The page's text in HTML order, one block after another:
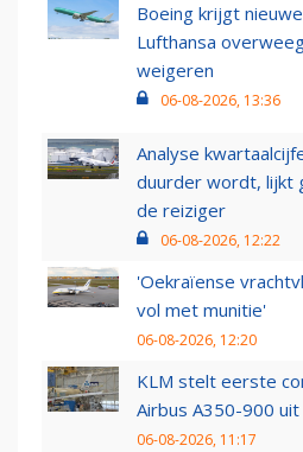
Boeing krijgt
Lufthansa
weigeren
06-08-2026, 13:36
Analyse
duurder wordt, lijkt
de reiziger
06-08-2026, 12:22
'Oekraïense
vol met munitie'
06-08-2026, 12:20
KLM stelt eerste
Airbus A350-900 uit
06-08-2026, 11:17